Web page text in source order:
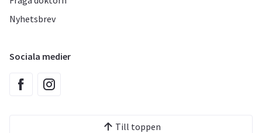
Nyhetsbrev
Sociala medier
Till toppen